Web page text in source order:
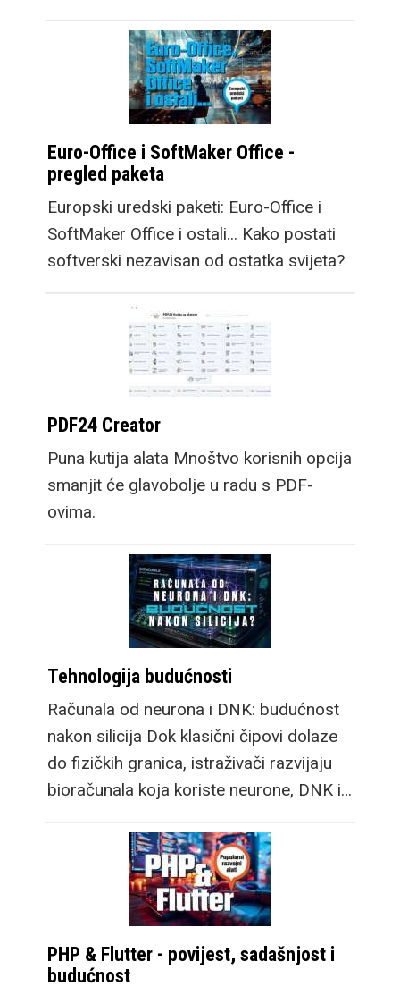
Euro-Office i SoftMaker Office -
pregled paketa
Europski uredski paketi: Euro-Office i
SoftMaker Office i ostali... Kako postati
softverski nezavisan od ostatka svijeta?
PDF24 Creator
Puna kutija alata Mnoštvo korisnih opcija
smanjit će glavobolje u radu s PDF-
ovima.
Tehnologija budućnosti
Računala od neurona i DNK: budućnost
nakon silicija Dok klasični čipovi dolaze
do fizičkih granica, istraživači razvijaju
bioračunala koja koriste neurone, DNK i…
PHP & Flutter - povijest, sadašnjost i
budućnost